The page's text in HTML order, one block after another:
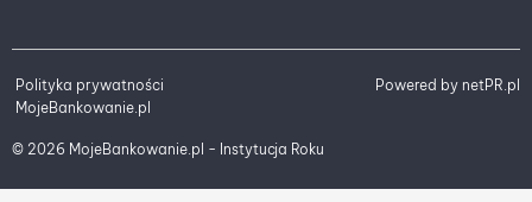
© 2026 MojeBankowanie.pl - Instytucja Roku
Polityka prywatności
MojeBankowanie.pl
Powered by netPR.pl